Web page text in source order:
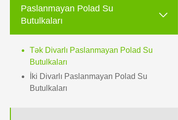
Paslanmayan Polad Su
Butulkaları

Tək Divarlı Paslanmayan Polad Su
Butulkaları
İki Divarlı Paslanmayan Polad Su
Butulkaları